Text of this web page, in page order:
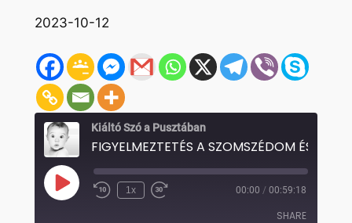
2023-10-12
Kiáltó Szó a Pusztában
Play
Episode Rewind
1x
Fast
00:00 / 00:59:18
SHARE